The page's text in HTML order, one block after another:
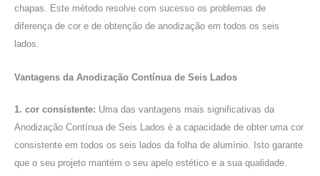
chapas. Este método resolve com sucesso os problemas de
diferença de cor e de obtenção de anodização em todos os seis
lados.
Vantagens da Anodização Contínua de Seis Lados
1. cor consistente: Uma das vantagens mais significativas da
Anodização Contínua de Seis Lados é a capacidade de obter uma cor
consistente em todos os seis lados da folha de alumínio. Isto garante
que o seu projeto mantém o seu apelo estético e a sua qualidade.